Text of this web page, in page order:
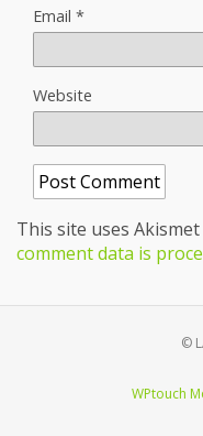
Email *
Website
This site uses
comment data is
©
WPtouch